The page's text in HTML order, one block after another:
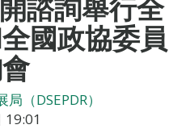
諮詢舉行全
國政協委員
（DSEPDR）
19:01